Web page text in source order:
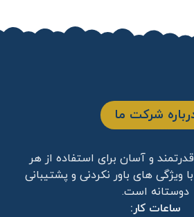
شرکت ما
تم وردپرس XTRA قدرتمند و آسان برای استفاده از هر
ویژگی های باور نکردنی و پشتیبانی
دوستانه است.
ساعات کار: